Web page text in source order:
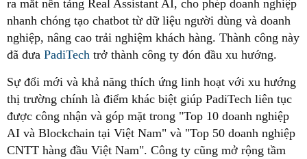
ra mắt nền tảng Real Assistant AI, cho phép doanh nghiệp
nhanh chóng tạo chatbot từ dữ liệu người dùng và doanh
nghiệp, nâng cao trải nghiệm khách hàng. Thành công này
đã đưa PadiTech trở thành công ty đón đầu xu hướng.
Sự đổi mới và khả năng thích ứng linh hoạt với xu hướng
thị trường chính là điểm khác biệt giúp PadiTech liên tục
được công nhận và góp mặt trong "Top 10 doanh nghiệp
AI và Blockchain tại Việt Nam" và "Top 50 doanh nghiệp
CNTT hàng đầu Việt Nam". Công ty cũng mở rộng tầm